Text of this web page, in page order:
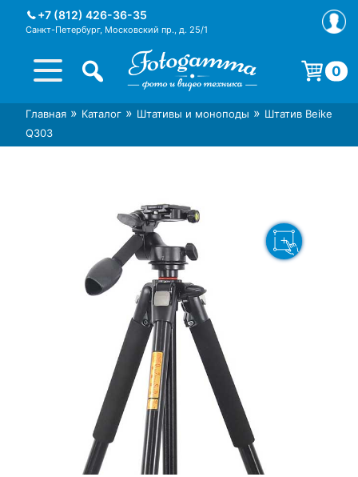
+7 (812) 426-36-35
Санкт-Петербург, Московский пр., д. 25/1
Интернет-магазин фототехники
Магазин фотоаксессуаров foto-
0
Корзина пуста.
Главная » Каталог » Штативы и моноподы » Штатив Beike
Q303